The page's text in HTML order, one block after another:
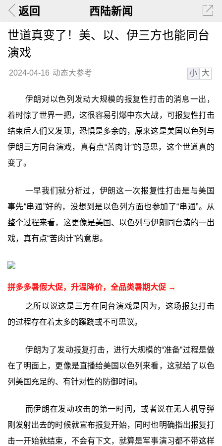
返回 西陆新闻
世道真变了！美、以、伊三方也能同台
演戏
2024-04-16 动态大参考 小 大
伊朗对以色列发动大规模的报复性打击的消息一出，
着时惊了世界一把，这很容易引爆中东大战，可报复性打击
结束后人们又发现，恐惧是多余的，原来这是美国以色列与
伊朗三方同台演戏，真有点“苦肉计”的意思，这个世道真的
变了。
一早我们就分析过，伊朗这一次报复性打击是与美国
事先“串通”好的，没想到是以色列方面也参加了“串通”。从
整个过程来看，这更像是美国、以色列与伊朗同台演的一出
戏，真有点“苦肉计”的意思。
拼多多暑假大促，升温降价，全品类暑期大促 →
之所以说这是三方在同台演戏是因为，这场报复打击
的过程存在着太多的蹊跷或不可思议。
伊朗为了发动报复打击，进行大规模的“准备”过程是做
在了明面上，更像是直播给美国以色列来看，这就给了以色
列美国充足的、有针对性的防御时间。
而伊朗在发动攻击的第一时间，或者说在无人机导弹
刚发射出去的时候就宣布报复开始，同时也明确指出报复打
击一开始就结束，不会有下文，就算是军事演习都不带这样